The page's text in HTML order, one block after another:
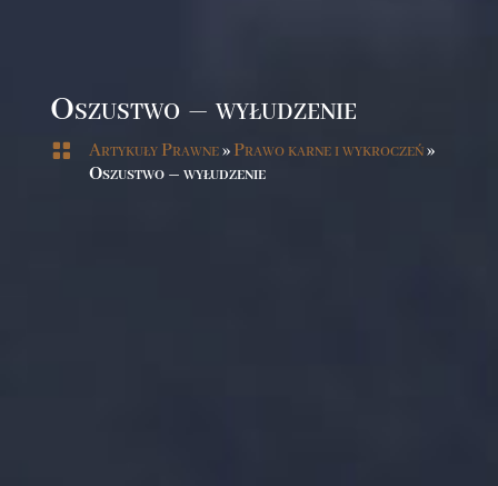
Oszustwo – wyłudzenie
 Artykuły Prawne»Prawo karne i wykroczeń»
Oszustwo – wyłudzenie